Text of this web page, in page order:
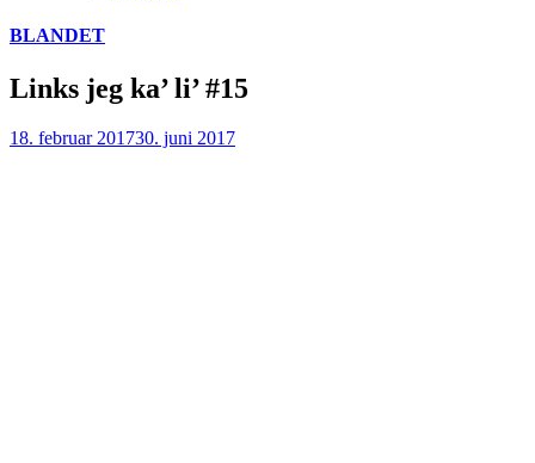
Skip
content
BLANDET
Links jeg ka’ li’ #15
18. februar 201730. juni 2017